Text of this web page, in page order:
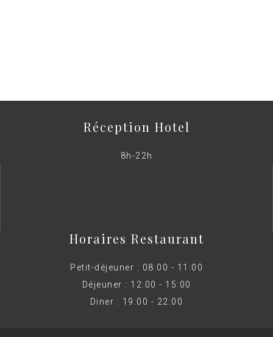
Réception Hotel
8h-22h
Horaires Restaurant
Petit-déjeuner : 08:00 - 11:00
Déjeuner : 12:00 - 15:00
Diner : 19:00 - 22:00